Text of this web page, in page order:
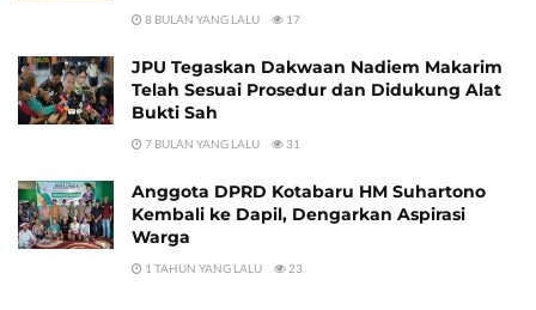
8 BULAN YANG LALU 17
JPU Tegaskan Dakwaan Nadiem Makarim
Telah Sesuai Prosedur dan Didukung Alat
Bukti Sah
7 BULAN YANG LALU 31
Anggota DPRD Kotabaru HM Suhartono
Kembali ke Dapil, Dengarkan Aspirasi
Warga
1 TAHUN YANG LALU 23